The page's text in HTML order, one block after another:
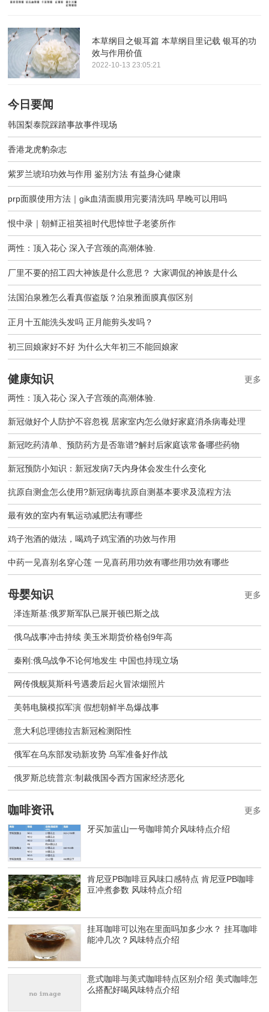
本草纲目之银耳篇 本草纲目里记载 银耳的功
效与作用价值
2022-10-13 23:05:21
今日要闻
韩国梨泰院踩踏事故事件现场
香港龙虎豹杂志
紫罗兰琥珀功效与作用 鉴别方法 有益身心健康
prp面膜使用方法｜gik血清面膜用完要清洗吗 早晚可以用吗
恨中录｜朝鲜正祖英祖时代思悼世子老婆所作
两性：顶入花心 深入子宫颈的高潮体验.
厂里不要的招工四大神族是什么意思？ 大家调侃的神族是什么
法国泊泉雅怎么看真假盗版？泊泉雅面膜真假区别
正月十五能洗头发吗 正月能剪头发吗？
初三回娘家好不好 为什么大年初三不能回娘家
健康知识
两性：顶入花心 深入子宫颈的高潮体验.
新冠做好个人防护不容忽视 居家室内怎么做好家庭消杀病毒处理
新冠吃药清单、预防药方是否靠谱?解封后家庭该常备哪些药物
新冠预防小知识：新冠发病7天内身体会发生什么变化
抗原自测盒怎么使用?新冠病毒抗原自测基本要求及流程方法
最有效的室内有氧运动减肥法有哪些
鸡子泡酒的做法，喝鸡子鸡宝酒的功效与作用
中药一见喜别名穿心莲 一见喜药用功效有哪些用功效有哪些
更多
母婴知识
泽连斯基:俄罗斯军队已展开顿巴斯之战
俄乌战事冲击持续 美玉米期货价格创9年高
秦刚:俄乌战争不论何地发生 中国也持现立场
网传俄舰莫斯科号遇袭后起火冒浓烟照片
美韩电脑模拟军演 假想朝鲜半岛爆战事
意大利总理德拉吉新冠检测阳性
俄军在乌东部发动新攻势 乌军准备好作战
​俄罗斯总统普京:制裁俄国令西方国家经济恶化
更多
咖啡资讯
牙买加蓝山一号咖啡简介风味特点介绍
肯尼亚PB咖啡豆风味口感特点 肯尼亚PB咖啡
豆冲煮参数 风味特点介绍
挂耳咖啡可以泡在里面吗加多少水？ 挂耳咖啡
能冲几次？风味特点介绍
意式咖啡与美式咖啡特点区别介绍 美式咖啡怎
么搭配好喝风味特点介绍
更多